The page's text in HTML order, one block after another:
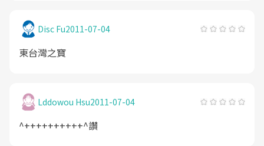
Disc Fu2011-07-04
東台灣之寶
Lddowou Hsu2011-07-04
^++++++++++^讚